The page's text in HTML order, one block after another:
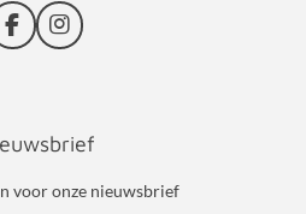
F
a
o
k
I
n
g
a
voor onze nieuwsbrief